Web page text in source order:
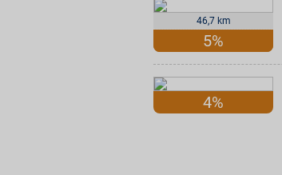
46,7 km
5%
4%